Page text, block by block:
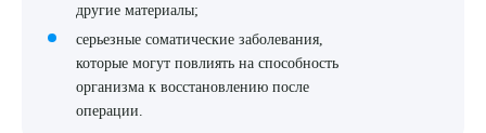
другие материалы;
серьезные соматические заболевания,
которые могут повлиять на способность
организма к восстановлению после
операции.